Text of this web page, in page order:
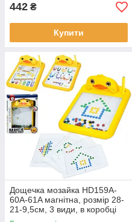
442 ₴
Купити
Дощечка мозайка HD159A-
60A-61A магнітна, розмір 28-
21-9,5см, 3 види, в коробці
25-32-4см